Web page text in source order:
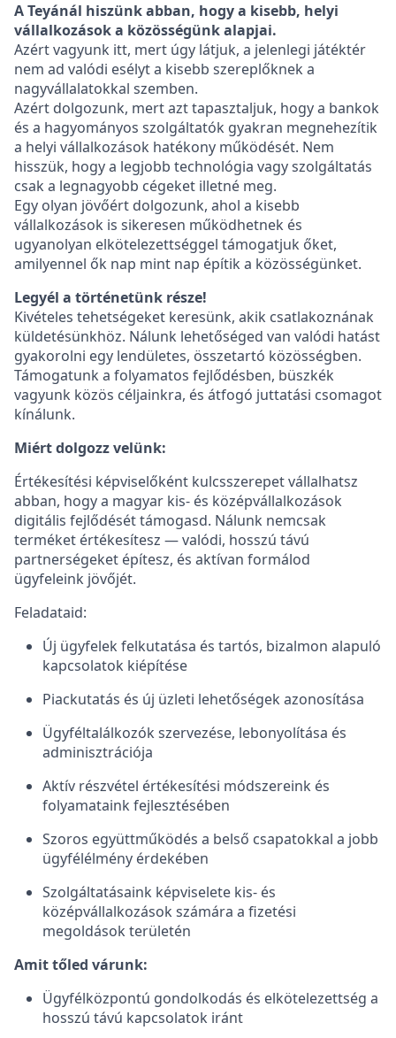
A Teyánál hiszünk abban, hogy a kisebb, helyi
vállalkozások a közösségünk alapjai.
Azért vagyunk itt, mert úgy látjuk, a jelenlegi játéktér
nem ad valódi esélyt a kisebb szereplőknek a
nagyvállalatokkal szemben.
Azért dolgozunk, mert azt tapasztaljuk, hogy a bankok
és a hagyományos szolgáltatók gyakran megnehezítik
a helyi vállalkozások hatékony működését. Nem
hisszük, hogy a legjobb technológia vagy szolgáltatás
csak a legnagyobb cégeket illetné meg.
Egy olyan jövőért dolgozunk, ahol a kisebb
vállalkozások is sikeresen működhetnek és
ugyanolyan elkötelezettséggel támogatjuk őket,
amilyennel ők nap mint nap építik a közösségünket.
Legyél a történetünk része!
Kivételes tehetségeket keresünk, akik csatlakoznának
küldetésünkhöz. Nálunk lehetőséged van valódi hatást
gyakorolni egy lendületes, összetartó közösségben.
Támogatunk a folyamatos fejlődésben, büszkék
vagyunk közös céljainkra, és átfogó juttatási csomagot
kínálunk.
Miért dolgozz velünk:
Értékesítési képviselőként kulcsszerepet vállalhatsz
abban, hogy a magyar kis- és középvállalkozások
digitális fejlődését támogasd. Nálunk nemcsak
terméket értékesítesz — valódi, hosszú távú
partnerségeket építesz, és aktívan formálod
ügyfeleink jövőjét.
Feladataid:
Új ügyfelek felkutatása és tartós, bizalmon alapuló
kapcsolatok kiépítése
Piackutatás és új üzleti lehetőségek azonosítása
Ügyféltalálkozók szervezése, lebonyolítása és
adminisztrációja
Aktív részvétel értékesítési módszereink és
folyamataink fejlesztésében
Szoros együttműködés a belső csapatokkal a jobb
ügyfélélmény érdekében
Szolgáltatásaink képviselete kis- és
középvállalkozások számára a fizetési
megoldások területén
Amit tőled várunk:
Ügyfélközpontú gondolkodás és elkötelezettség a
hosszú távú kapcsolatok iránt